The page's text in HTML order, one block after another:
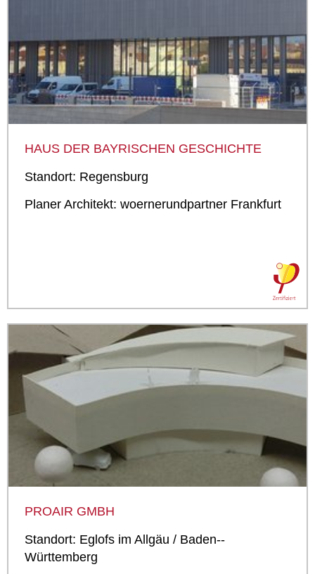
HAUS DER BAYRISCHEN GESCHICHTE
Standort: Regensburg
Planer Architekt: woernerundpartner Frankfurt
PROAIR GMBH
Standort: Eglofs im Allgäu / Baden-­
Württemberg